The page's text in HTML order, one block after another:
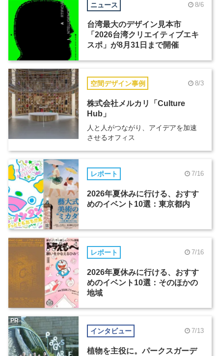
ニュース 8/6
台湾最大のデザイン見本市
「2026台湾クリエイティブエキ
スポ」が8月31日まで開催
空間デザイン事例 8/3
株式会社メルカリ「Culture
Hub」
人と人がつながり、アイデアを加速
させるオフィス
レポート 7/16
2026年夏休みに行ける、おすす
めのイベント10選：東京都内
レポート 7/16
2026年夏休みに行ける、おすす
めのイベント10選：そのほかの
地域
インタビュー 7/13
植物を主役に。パークスガーデ
PR